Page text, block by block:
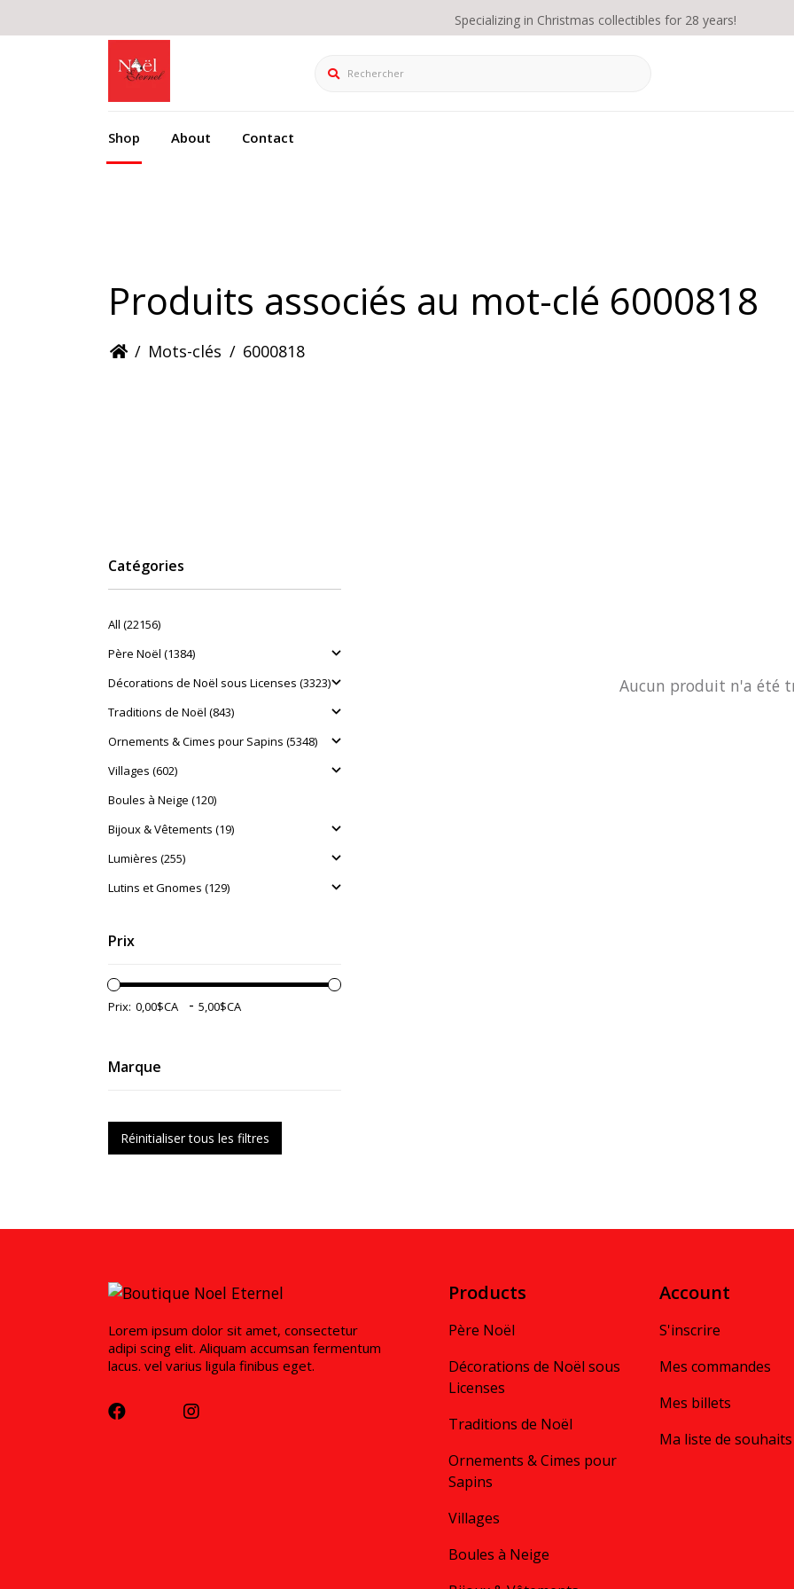
Specializing in Christmas collectibles for 28 years!
Rechercher
Shop About Contact
Produits associés au mot-clé 6000818
/ Mots-clés / 6000818
Catégories
All (22156)
Père Noël (1384)
Décorations de Noël sous Licenses (3323)
Traditions de Noël (843)
Ornements & Cimes pour Sapins (5348)
Villages (602)
Boules à Neige (120)
Bijoux & Vêtements (19)
Lumières (255)
Lutins et Gnomes (129)
Prix
Prix: -
Marque
Réinitialiser tous les filtres
Aucun produit n'a été
Lorem ipsum dolor sit amet, consectetur
adipi scing elit. Aliquam accumsan fermentum
lacus. vel varius ligula finibus eget.
Products
Père Noël
Décorations de Noël sous
Licenses
Traditions de Noël
Ornements & Cimes pour
Sapins
Villages
Boules à Neige
Account
S'inscrire
Mes commandes
Mes billets
Ma liste de souhaits